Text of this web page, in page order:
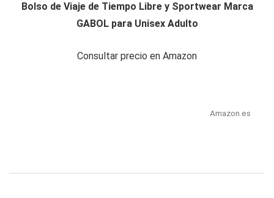
Bolso de Viaje de Tiempo Libre y Sportwear Marca
GABOL para Unisex Adulto
Consultar precio en Amazon
Amazon.es